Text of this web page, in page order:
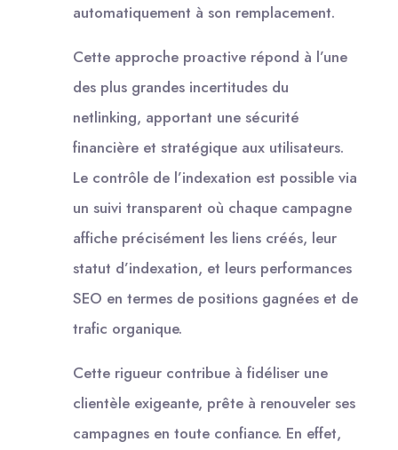
automatiquement à son remplacement.
Cette approche proactive répond à l’une
des plus grandes incertitudes du
netlinking, apportant une sécurité
financière et stratégique aux utilisateurs.
Le contrôle de l’indexation est possible via
un suivi transparent où chaque campagne
affiche précisément les liens créés, leur
statut d’indexation, et leurs performances
SEO en termes de positions gagnées et de
trafic organique.
Cette rigueur contribue à fidéliser une
clientèle exigeante, prête à renouveler ses
campagnes en toute confiance. En effet,